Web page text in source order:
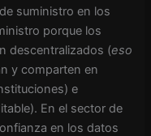
suministro en los
porque los
descentralizados (eso
y comparten en
e
En el sector de
en los datos